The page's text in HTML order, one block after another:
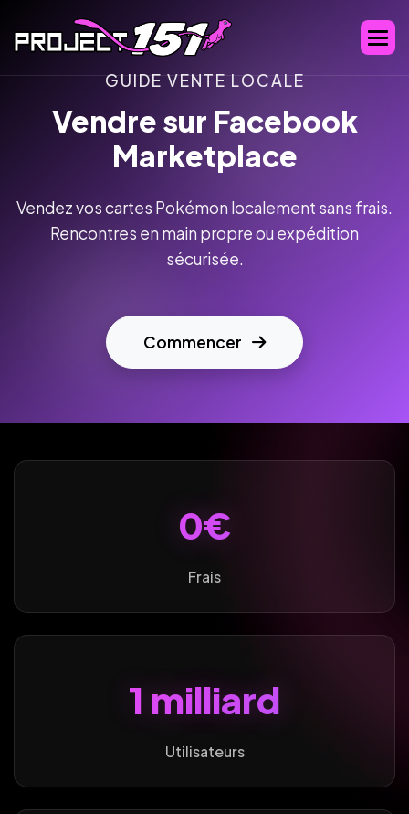
GUIDE VENTE LOCALE
Vendre sur Facebook
Marketplace
Vendez vos cartes Pokémon localement sans frais.
Rencontres en main propre ou expédition
sécurisée.
Commencer
0€
Frais
1 milliard
Utilisateurs